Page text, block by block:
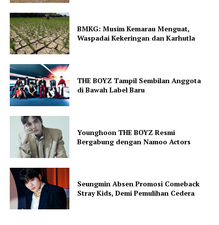
BMKG: Musim Kemarau Menguat,
Waspadai Kekeringan dan Karhutla
THE BOYZ Tampil Sembilan Anggota
di Bawah Label Baru
Younghoon THE BOYZ Resmi
Bergabung dengan Namoo Actors
Seungmin Absen Promosi Comeback
Stray Kids, Demi Pemulihan Cedera